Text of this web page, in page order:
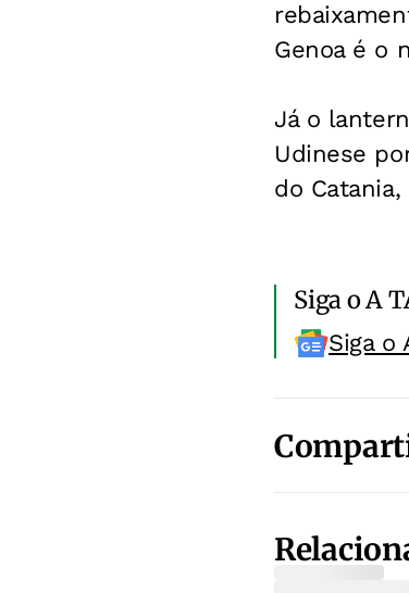
Genoa é o
Já o
Udinese
do
Siga o A
Siga o